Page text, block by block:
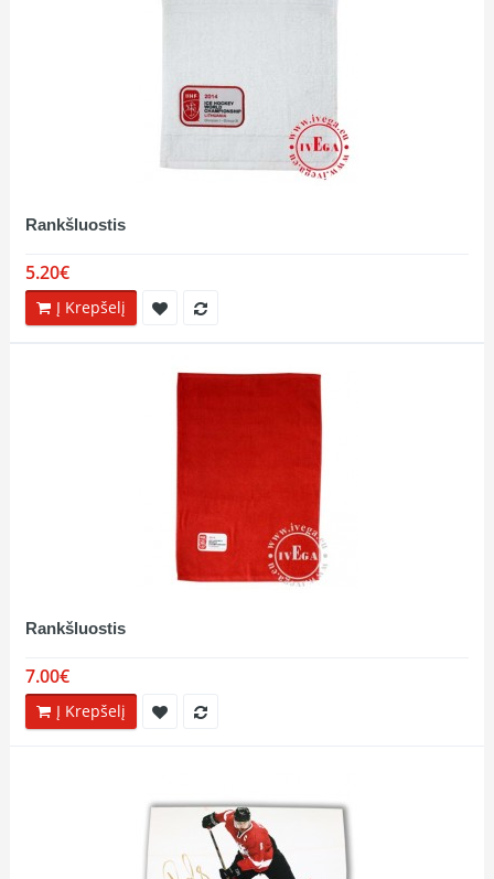
Rankšluostis
5.20€
Į Krepšelį
Rankšluostis
7.00€
Į Krepšelį